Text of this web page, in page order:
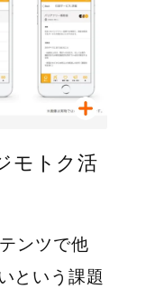
モトク活
ンツで他
という課題